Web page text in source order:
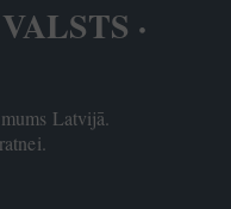
·
Latvijā.